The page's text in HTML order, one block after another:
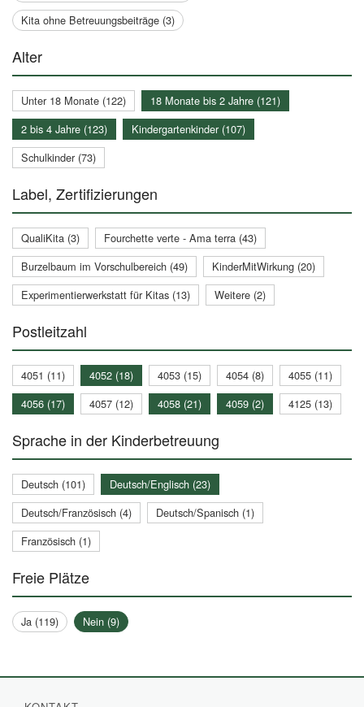
Kita ohne Betreuungsbeiträge (3)
Alter
Unter 18 Monate (122)
18 Monate bis 2 Jahre (121)
2 bis 4 Jahre (123)
Kindergartenkinder (107)
Schulkinder (73)
Label, Zertifizierungen
QualiKita (3)
Fourchette verte - Ama terra (43)
Burzelbaum im Vorschulbereich (49)
KinderMitWirkung (20)
Experimentierwerkstatt für Kitas (13)
Weitere (2)
Postleitzahl
4051 (11) 4052 (18) 4053 (15) 4054 (8)
4055 (11)
4056 (17)
4057 (12) 4058 (21) 4059 (2) 4125 (13)
Sprache in der Kinderbetreuung
Deutsch (101)
Deutsch/Englisch (23)
Deutsch/Französisch (4)
Deutsch/Spanisch (1)
Französisch (1)
Freie Plätze
Ja (119) Nein (9)